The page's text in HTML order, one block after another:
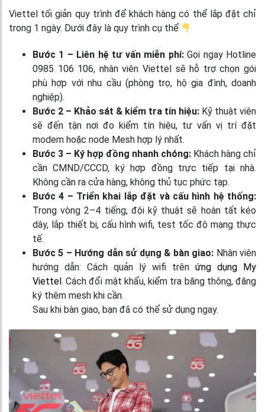
Viettel tối giản quy trình để khách hàng có thể lắp đặt chỉ
trong 1 ngày. Dưới đây là quy trình cụ thể
Bước 1 – Liên hệ tư vấn miễn phí:Gọi ngay Hotline
0985 106 106, nhân viên Viettel sẽ hỗ trợ chọn gói
phù hợp với nhu cầu (phòng trọ, hộ gia đình, doanh
nghiệp).
Bước 2 – Khảo sát & kiểm tra tín hiệu: Kỹ thuật viên
sẽ đến tận nơi đo kiểm tín hiệu, tư vấn vị trí đặt
modem hoặc node Mesh hợp lý nhất.
Bước 3 – Ký hợp đồng nhanh chóng: Khách hàng chỉ
cần CMND/CCCD, ký hợp đồng trực tiếp tại nhà.
Không cần ra cửa hàng, không thủ tục phức tạp.
Bước 4 – Triển khai lắp đặt và cấu hình hệ thống:
Trong vòng 2–4 tiếng, đội kỹ thuật sẽ hoàn tất kéo
dây, lắp thiết bị, cấu hình wifi, test tốc độ mạng thực
tế.
Bước 5 – Hướng dẫn sử dụng & bàn giao: Nhân viên
hướng dẫn: Cách quản lý wifi trên ứng dụng My
Viettel . Cách đổi mật khẩu, kiểm tra băng thông, đăng
ký thêm mesh khi cần.
Sau khi bàn giao, bạn đã có thể sử dụng ngay.